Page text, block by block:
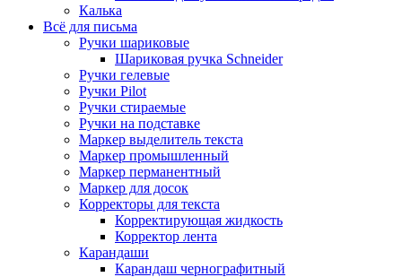
Калька
Всё для письма
Ручки шариковые
Шариковая ручка Schneider
Ручки гелевые
Ручки Pilot
Ручки стираемые
Ручки на подставке
Маркер выделитель текста
Маркер промышленный
Маркер перманентный
Маркер для досок
Корректоры для текста
Корректирующая жидкость
Корректор лента
Карандаши
Карандаш чернографитный